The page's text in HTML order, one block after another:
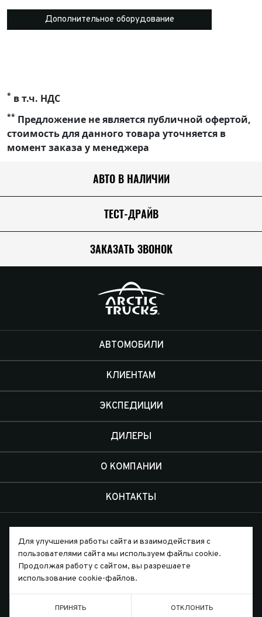
Дополнительное оборудование
* в т.ч. НДС
** Предложение не является публичной офертой,
стоимость для данного товара уточняется в
момент заказа у менеджера
АВТО В НАЛИЧИИ
ТЕСТ-ДРАЙВ
ЗАКАЗАТЬ ЗВОНОК
АВТОМОБИЛИ
КЛИЕНТАМ
ЭКСПЕДИЦИИ
ДИЛЕРЫ
О КОМПАНИИ
КОНТАКТЫ
Письмо директору
ТЕЛЕФОН
Для улучшения работы сайта и взаимодействия с
пользователями сайта мы используем файлы cookie.
Продолжая работу с сайтом, вы разрешаете
использование cookie-файлов.
ПРИНЯТЬ ОТКЛОНИТЬ